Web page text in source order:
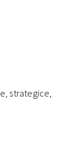
strategice,